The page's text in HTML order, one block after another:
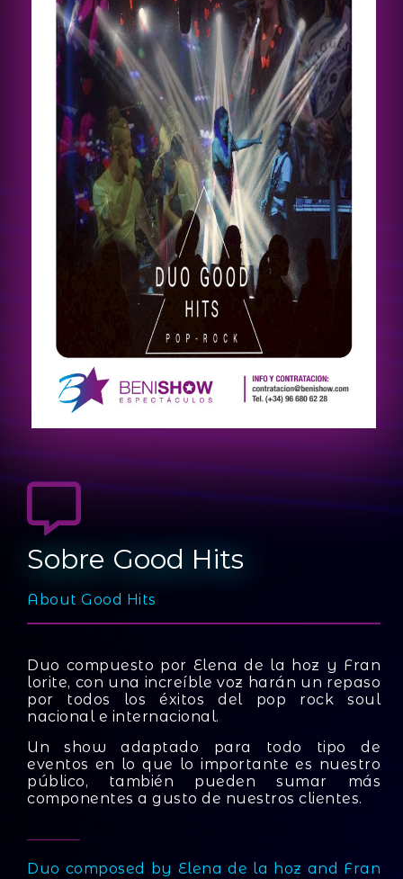
Sobre Good Hits
About Good Hits
Duo compuesto por Elena de la hoz y Fran
lorite, con una increíble voz harán un repaso
por todos los éxitos del pop rock soul
nacional e internacional.
Un show adaptado para todo tipo de
eventos en lo que lo importante es nuestro
público, también pueden sumar más
componentes a gusto de nuestros clientes.
Duo composed by Elena de la hoz and Fran